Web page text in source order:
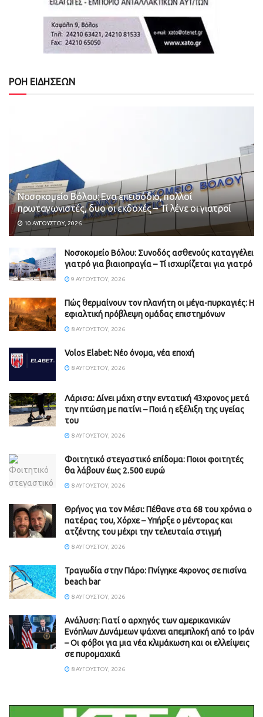
ΡΟΗ ΕΙΔΗΣΕΩΝ
Νοσοκομείο Βόλου: Ενα επεισόδιο, πολλοί
πρωταγωνιστές, δυο οι εκδοχές – Τί λένε οι γιατροί
10 ΑΥΓΟΎΣΤΟΥ, 2026
Νοσοκομείο Βόλου: Συνοδός ασθενούς καταγγέλει
γιατρό για βιαιοπραγία – Τί ισχυρίζεται για γιατρό
9 ΑΥΓΟΎΣΤΟΥ, 2026
Πώς θερμαίνουν τον πλανήτη οι μέγα-πυρκαγιές: Η
εφιαλτική πρόβλεψη ομάδας επιστημόνων
8 ΑΥΓΟΎΣΤΟΥ, 2026
Volos Elabet: Νέο όνομα, νέα εποχή
8 ΑΥΓΟΎΣΤΟΥ, 2026
Λάρισα: Δίνει μάχη στην εντατική 43χρονος μετά
την πτώση με πατίνι – Ποιά η εξέλιξη της υγείας
του
8 ΑΥΓΟΎΣΤΟΥ, 2026
Φοιτητικό στεγαστικό επίδομα: Ποιοι φοιτητές
θα λάβουν έως 2.500 ευρώ
8 ΑΥΓΟΎΣΤΟΥ, 2026
Θρήνος για τον Μέσι: Πέθανε στα 68 του χρόνια ο
πατέρας του, Χόρχε – Υπήρξε ο μέντορας και
ατζέντης του μέχρι την τελευταία στιγμή
8 ΑΥΓΟΎΣΤΟΥ, 2026
Τραγωδία στην Πάρο: Πνίγηκε 4χρονος σε πισίνα
beach bar
8 ΑΥΓΟΎΣΤΟΥ, 2026
Ανάλυση: Γιατί ο αρχηγός των αμερικανικών
Ενόπλων Δυνάμεων ψάχνει απεμπλοκή από το Ιράν
– Οι φόβοι για μια νέα κλιμάκωση και οι ελλείψεις
σε πυρομαχικά
8 ΑΥΓΟΎΣΤΟΥ, 2026